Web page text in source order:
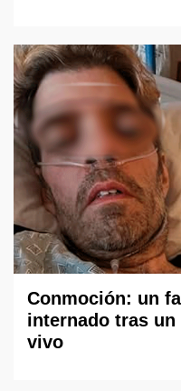
Conmoción: un
internado tras
vivo